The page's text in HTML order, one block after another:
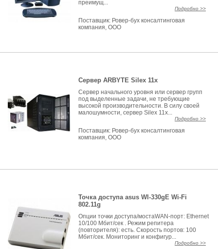
преимущ...
Подробно >>
Поставщик: Ровер-бух консалтинговая
компания, ООО
Сервер ARBYTE Silex 11х
Сервер начального уровня или сервер групп
под выделенные задачи, не требующие
высокой производительности. В силу своей
малошумности, сервер Silex 11х...
Подробно >>
Поставщик: Ровер-бух консалтинговая
компания, ООО
Точка доступа asus Wl-330gE Wi-Fi
802.11g
Опции точки доступа/мостаWAN-порт: Ethernet
10/100 Мбит/сек . Режим репитера
(повторителя): есть. Скорость портов: 100
Мбит/сек. Мониторинг и конфигур...
Подробно >>